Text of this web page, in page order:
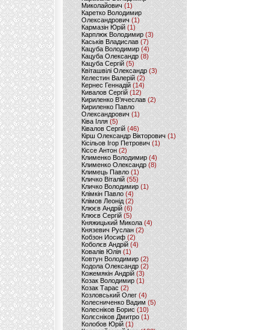
Миколайович (1)
Каретко Володимир
Олександрович (1)
Кармазін Юрій(1)
Карплюк Володимир(3)
Каськів Владислав (7)
Кацуба Володимир (4)
Кацуба Олександр (8)
Кацуба Сергій (5)
Квіташвілі Олександр(3)
Келестин Валерій(2)
Кернес Геннадій (14)
Кивалов Сергій (12)
Кириленко В’ячеслав (2)
Кириленко Павло
Олександрович (1)
Ківа Ілля (5)
Ківалов Сергій(46)
Кірш Олександр Вікторович (1)
Кісільов Ігор Петрович (1)
Кіссе Антон (2)
Клименко Володимир(4)
Клименко Олександр (8)
Климець Павло (1)
Кличко Віталій(55)
Кличко Володимир (1)
Клімкін Павло (4)
Клімов Леонід(2)
Клюєв Андрій(6)
Клюєв Сергій (5)
Княжицький Микола(4)
Князевич Руслан (2)
Кобзон Иосиф(2)
Коболєв Андрій (4)
Ковалів Юлія(1)
Ковтун Володимир (2)
Кодола Олександр (2)
Кожемякін Андрій (3)
Козак Володимир (1)
Козак Тарас (2)
Козловський Олег(4)
Колесниченко Вадим (5)
Колесніков Борис (10)
Колєсніков Дмитро (1)
Колобов Юрій (1)